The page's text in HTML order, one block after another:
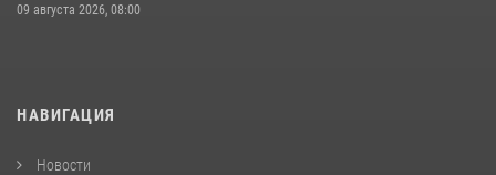
09 августа 2026, 08:00
НАВИГАЦИЯ
Новости